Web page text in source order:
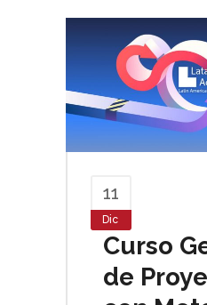
11
Dic
Curso
de